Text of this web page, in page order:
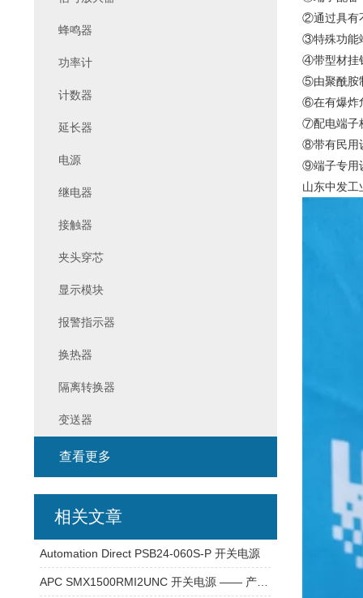
②通过具有
③特殊功能
④带型材挂
⑤由聚酰胺
⑥在有爆炸
⑦配电端子
⑧带有民用
⑨端子专用
山东中发工
蜂鸣器
功率计
计数器
延长器
电源
继电器
接触器
夹头穿芯
显示模块
报警指示器
换热器
隔离转换器
变送器
查看更多
相关文章
Automation Direct PSB24-060S-P 开关电源